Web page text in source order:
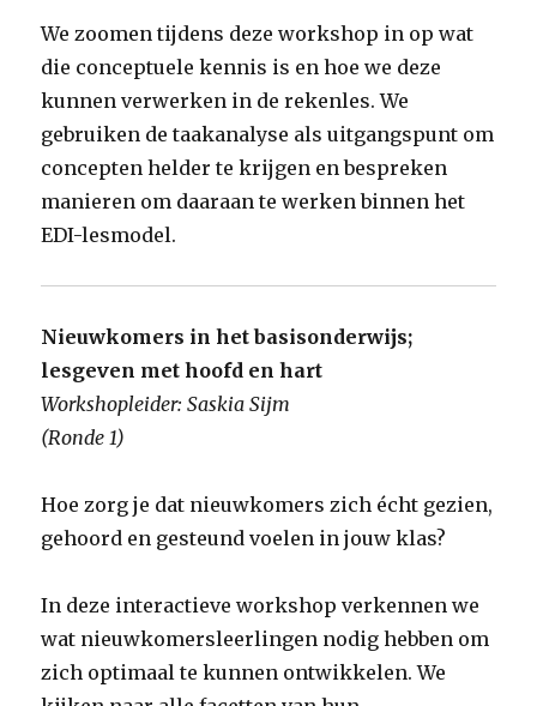
We zoomen tijdens deze workshop in op wat
die conceptuele kennis is en hoe we deze
kunnen verwerken in de rekenles. We
gebruiken de taakanalyse als uitgangspunt om
concepten helder te krijgen en bespreken
manieren om daaraan te werken binnen het
EDI-lesmodel.
Nieuwkomers in het basisonderwijs;
lesgeven met hoofd en hart
Workshopleider: Saskia Sijm
(Ronde 1)
Hoe zorg je dat nieuwkomers zich écht gezien,
gehoord en gesteund voelen in jouw klas?
In deze interactieve workshop verkennen we
wat nieuwkomersleerlingen nodig hebben om
zich optimaal te kunnen ontwikkelen. We